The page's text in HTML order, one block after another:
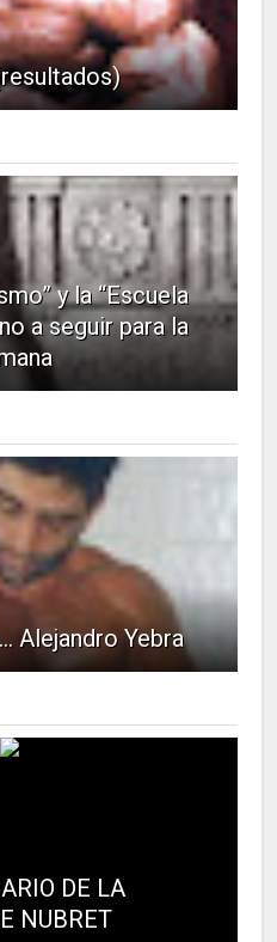
y la “Escuela
a seguir para la
Alejandro Yebra
DE LA
NUBRET